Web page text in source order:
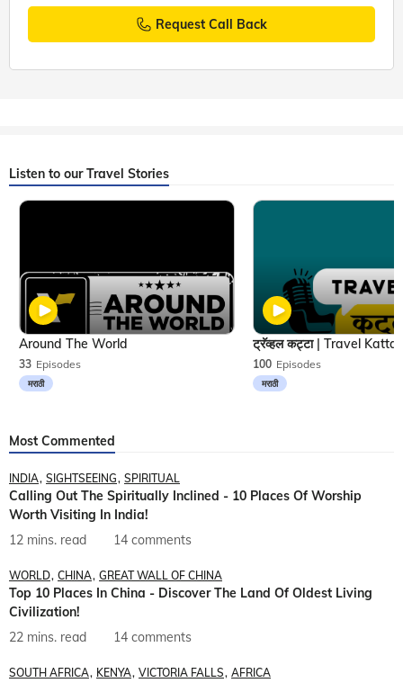
Request Call Back
Listen to our Travel Stories
33 Episodes
मराठी
Around The World
100 Episodes
मराठी
Most Commented
INDIA SIGHTSEEING SPIRITUAL
Calling Out The Spiritually Inclined - 10 Places Of Worship
Worth Visiting In India!
12 mins. read
14 comments
WORLD CHINA GREAT WALL OF CHINA
Top 10 Places In China - Discover The Land Of Oldest Living
Civilization!
22 mins. read
14 comments
SOUTH AFRICA KENYA VICTORIA FALLS AFRICA